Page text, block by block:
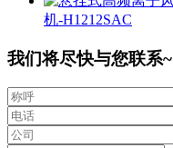
机-H1212SAC
我们将尽快与您联系~